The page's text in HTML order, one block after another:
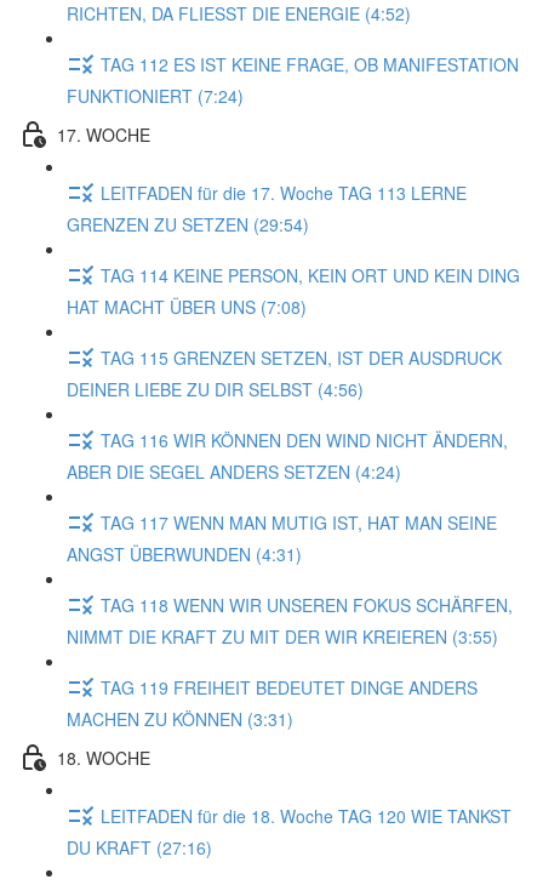
RICHTEN, DA FLIESST DIE ENERGIE (4:52)
TAG 112 ES IST KEINE FRAGE, OB MANIFESTATION
FUNKTIONIERT (7:24)
17. WOCHE
LEITFADEN für die 17. Woche TAG 113 LERNE
GRENZEN ZU SETZEN (29:54)
TAG 114 KEINE PERSON, KEIN ORT UND KEIN DING
HAT MACHT ÜBER UNS (7:08)
TAG 115 GRENZEN SETZEN, IST DER AUSDRUCK
DEINER LIEBE ZU DIR SELBST (4:56)
TAG 116 WIR KÖNNEN DEN WIND NICHT ÄNDERN,
ABER DIE SEGEL ANDERS SETZEN (4:24)
TAG 117 WENN MAN MUTIG IST, HAT MAN SEINE
ANGST ÜBERWUNDEN (4:31)
TAG 118 WENN WIR UNSEREN FOKUS SCHÄRFEN,
NIMMT DIE KRAFT ZU MIT DER WIR KREIEREN (3:55)
TAG 119 FREIHEIT BEDEUTET DINGE ANDERS
MACHEN ZU KÖNNEN (3:31)
18. WOCHE
LEITFADEN für die 18. Woche TAG 120 WIE TANKST
DU KRAFT (27:16)